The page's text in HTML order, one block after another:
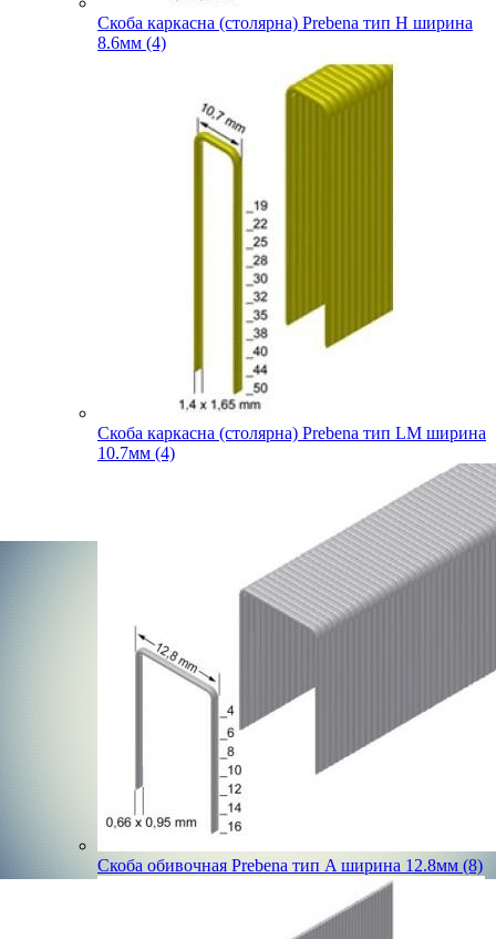
Скоба каркасна (столярна) Prebena тип H ширина
8.6мм (4)
Скоба каркасна (столярна) Prebena тип LM ширина
10.7мм (4)
Скоба обивочная Prebena тип A ширина 12.8мм (8)